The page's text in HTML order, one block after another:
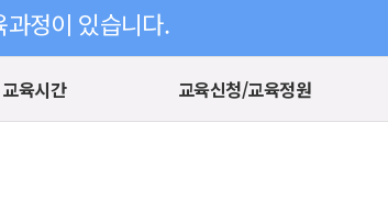
정이 있습니다.
교육시간 교육신청/교육정원